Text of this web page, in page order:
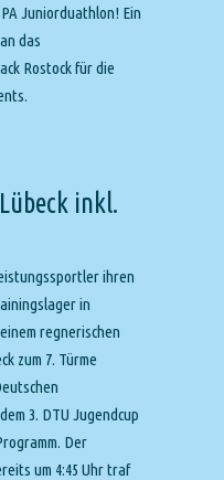
Juniorduathlon! Ein
das
Rostock für die
inkl.
ihren
in
regnerischen
zum 7. Türme
3. DTU Jugendcup
Der
um 4:45 Uhr traf